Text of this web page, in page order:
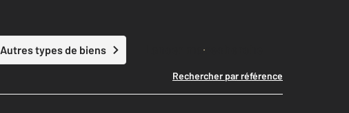
Autres types de biens Lancer ma recherche
Rechercher par référence